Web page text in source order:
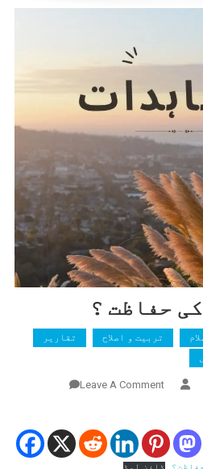
حفاظت ؟
تربیت و اصلاح
تقاریر
Leave A Comment
اُس
کی
ڈاؤن لوڈ